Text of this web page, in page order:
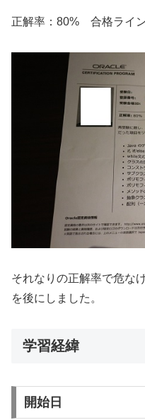
正解率：80% 合格ライ
それなりの正解率で危な
を後にしました。
学習経緯
開始日